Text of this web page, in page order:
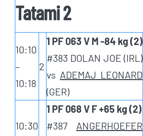
Tatami 2
10:10
–
10:18
2
1 PF 063 V M -84 kg (2)
#383 DOLAN JOE (IRL)
vs ADEMAJ LEONARD
(GER)
10:30
1 PF 068 V F +65 kg (2)
#387 ANGERHOEFER